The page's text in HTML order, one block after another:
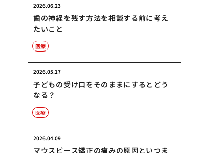
歯の神経を残す方法を相談する前に考え
たいこと
2026.06.23
医療
子どもの受け口をそのままにするとどう
なる？
2026.05.17
医療
マウスピース矯正の痛みの原因といつま
2026.04.09